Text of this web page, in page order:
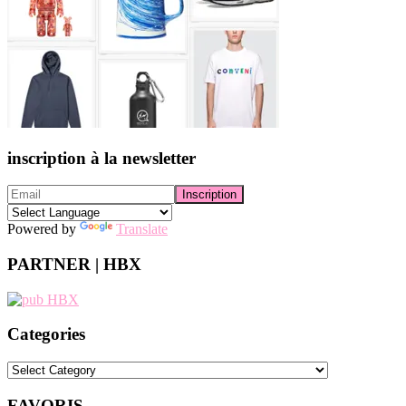
inscription à la newsletter
Powered by Translate
PARTNER | HBX
Categories
Categories